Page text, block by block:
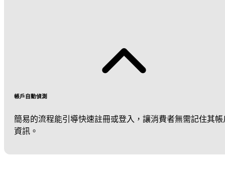
帳戶自動偵測
簡易的流程能引導快速註冊或登入，讓消費者無需記住其帳
資訊。